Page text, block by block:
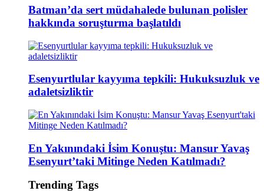
Batman’da sert müdahalede bulunan polisler
hakkında soruşturma başlatıldı
Esenyurtlular kayyıma tepkili: Hukuksuzluk ve
adaletsizliktir
En Yakınındaki İsim Konuştu: Mansur Yavaş
Esenyurt’taki Mitinge Neden Katılmadı?
Trending Tags